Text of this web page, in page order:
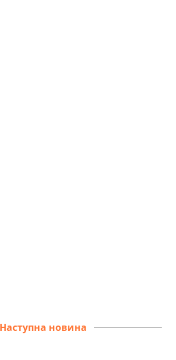
Наступна новина